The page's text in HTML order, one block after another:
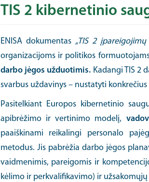
TIS 2 kibernetinio
ENISA dokumentas „TIS 2
organizacijoms ir politikos
darbo jėgos užduotimis. Kadangi TIS 2
svarbus uždavinys – nustatyti
Pasitelkiant Europos kibernetinio
apibrėžimo ir vertinimo modelį,
paaiškinami reikalingi personalo
metodus. Jis pabrėžia darbo jėgos
vaidmenimis, pareigomis ir
kėlimo ir perkvalifikavimo) ir